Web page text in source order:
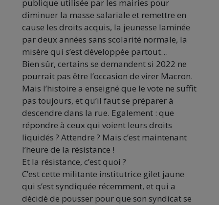
publique utilisée par les mairies pour
diminuer la masse salariale et remettre en
cause les droits acquis, la jeunesse laminée
par deux années sans scolarité normale, la
misère qui s’est développée partout…
Bien sûr, certains se demandent si 2022 ne
pourrait pas être l’occasion de virer Macron.
Mais l’histoire a enseigné que le vote ne suffit
pas toujours, et qu’il faut se préparer à
descendre dans la rue. Egalement : que
répondre à ceux qui voient leurs droits
liquidés ? Attendre ? Mais c’est maintenant
l’heure de la résistance !
Et la résistance, c’est quoi ?
C’est cette militante institutrice gilet jaune
qui s’est syndiquée récemment, et qui a
décidé de pousser pour que son syndicat se